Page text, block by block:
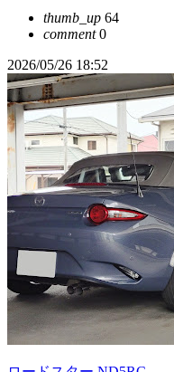
thumb_up 64
comment0
2026/05/26 18:52